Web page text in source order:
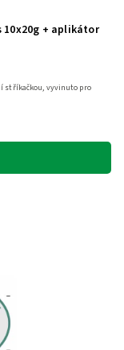
10x20g + aplikátor
stříkačkou, vyvinuto pro